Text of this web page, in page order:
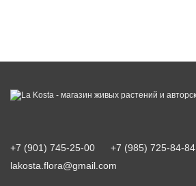
+7 (901) 745-25-00
+7 (985) 725-84-84
lakosta.flora@gmail.com